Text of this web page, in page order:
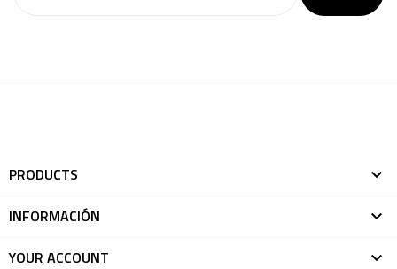
PRODUCTS

INFORMACIÓN

YOUR ACCOUNT
